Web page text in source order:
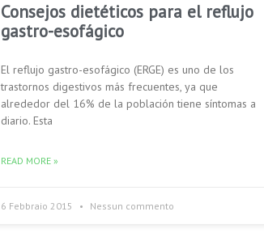
Consejos dietéticos para el reflujo
gastro-esofágico
El reflujo gastro-esofágico (ERGE) es uno de los
trastornos digestivos más frecuentes, ya que
alrededor del 16% de la población tiene síntomas a
diario. Esta
READ MORE »
6 Febbraio 2015 Nessun commento